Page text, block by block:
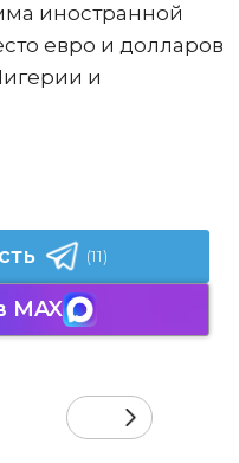
иностранной
евро и долларов
и
(11)
MAX